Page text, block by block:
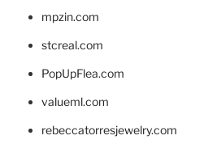
mpzin.com
stcreal.com
PopUpFlea.com
valueml.com
rebeccatorresjewelry.com